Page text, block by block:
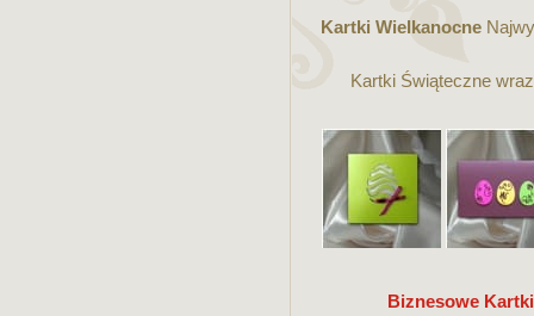
Kartki Wielkanocne
Kartki Świąteczne
Biznesowe